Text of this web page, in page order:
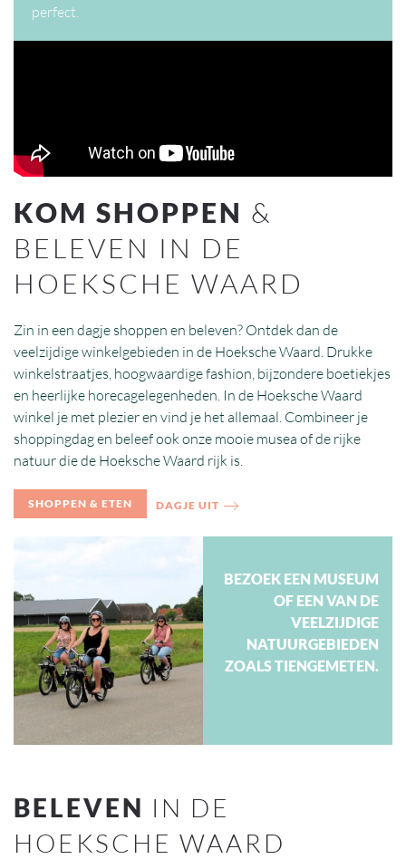
perfect.
KOM SHOPPEN &
BELEVEN IN DE
HOEKSCHE WAARD
Zin in een dagje shoppen en beleven? Ontdek dan de
veelzijdige winkelgebieden in de Hoeksche Waard. Drukke
winkelstraatjes, hoogwaardige fashion, bijzondere boetiekjes
en heerlijke horecagelegenheden. In de Hoeksche Waard
winkel je met plezier en vind je het allemaal. Combineer je
shoppingdag en beleef ook onze mooie musea of de rijke
natuur die de Hoeksche Waard rijk is.
SHOPPEN & ETEN DAGJE UIT
BEZOEK EEN MUSEUM
OF EEN VAN DE
VEELZIJDIGE
NATUURGEBIEDEN
ZOALS TIENGEMETEN.
BELEVEN IN DE
HOEKSCHE WAARD